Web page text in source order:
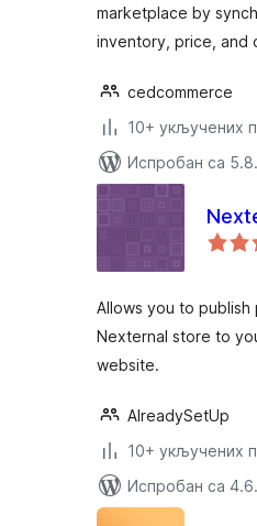
marketplace by
inventory, price, and
cedcommerce
10+ укључених
Испробан са
Allows you to
Nexternal store to
website.
AlreadySetUp
10+ укључених
Испробан са